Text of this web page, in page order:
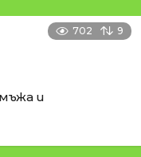
702 9
и